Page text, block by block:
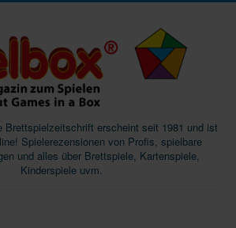
Brettspielzeitschrift erscheint seit 1981 und ist
Spielerezensionen von Profis, spielbare
und alles über Brettspiele, Kartenspiele,
Kinderspiele uvm.